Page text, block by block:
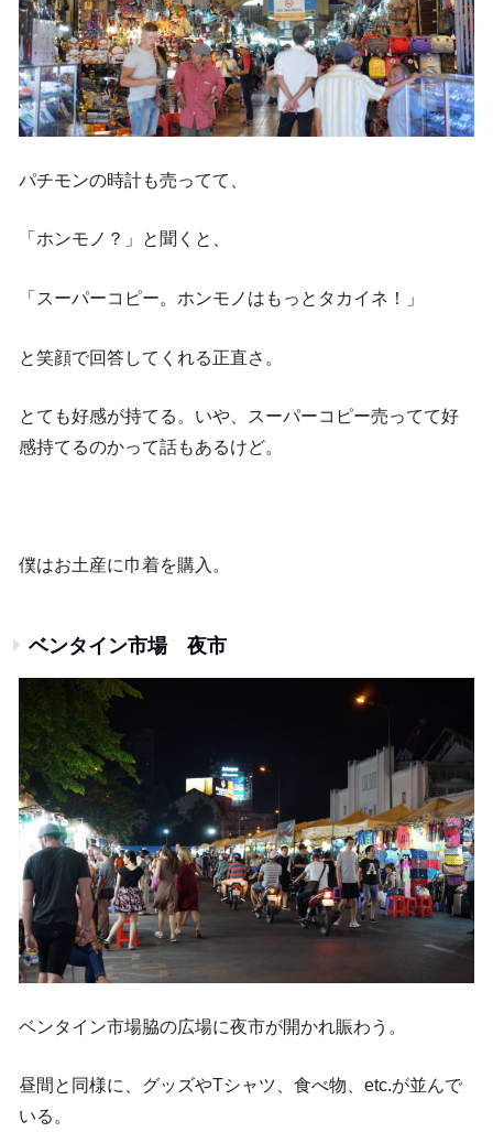
パチモンの時計も売ってて、
「ホンモノ？」と聞くと、
「スーパーコピー。ホンモノはもっとタカイネ！」
と笑顔で回答してくれる正直さ。
とても好感が持てる。いや、スーパーコピー売ってて好
感持てるのかって話もあるけど。
僕はお土産に巾着を購入。
ベンタイン市場 夜市
ベンタイン市場脇の広場に夜市が開かれ賑わう。
昼間と同様に、グッズやTシャツ、食べ物、etc.が並んで
いる。